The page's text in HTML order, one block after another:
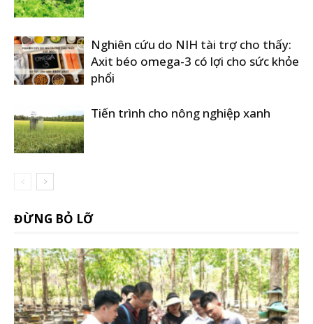
Nghiên cứu do NIH tài trợ cho thấy:
Axit béo omega-3 có lợi cho sức khỏe
phổi
Tiến trình cho nông nghiệp xanh
ĐỪNG BỎ LỠ